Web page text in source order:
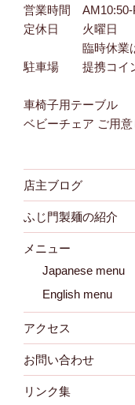
営業時間 AM10:50-
定休日 火曜日
臨時休業はブ
駐車場 提携コイ
車椅子用テーブル
ベビーチェア ご用
店主ブログ
ふじ門製麺の紹介
メニュー
Japanese menu
English menu
アクセス
お問い合わせ
リンク集